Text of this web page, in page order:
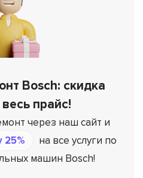
Bosch: скидка
прайс!
через наш сайт и
25%
на все услуги по
машин Bosch!